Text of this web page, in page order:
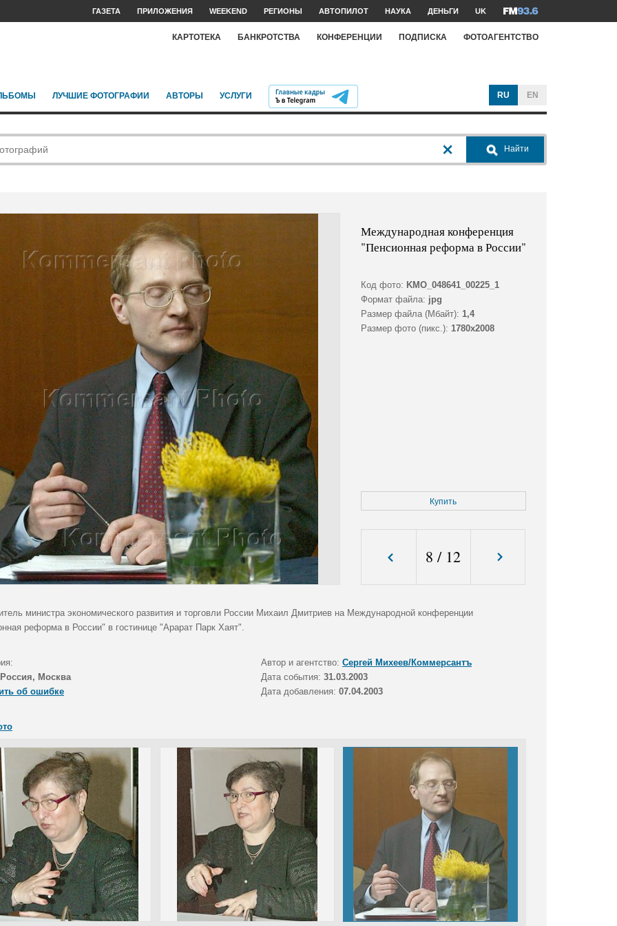
ГАЗЕТА ПРИЛОЖЕНИЯ WEEKEND РЕГИОНЫ АВТОПИЛОТ НАУКА ДЕНЬГИ UK
КАРТОТЕКА БАНКРОТСТВА КОНФЕРЕНЦИИ ПОДПИСКА ФОТОАГЕНТСТВО
ЛУЧШИЕ ФОТОГРАФИИ АВТОРЫ УСЛУГИ RU EN
Найти
Международная конференция
"Пенсионная реформа в России"
Код фото: KMO_048641_00225_1
Формат файла: jpg
Размер файла (Мбайт): 1,4
Размер фото (пикс.): 1780x2008
Купить
8 / 12
министра экономического развития и торговли России Михаил Дмитриев на Международной конференции
реформа в России" в гостинице "Арарат Парк Хаят".
Автор и агентство: Сергей Михеев/Коммерсантъ
Россия, Москва Дата события: 31.03.2003
об ошибке
Дата добавления: 07.04.2003